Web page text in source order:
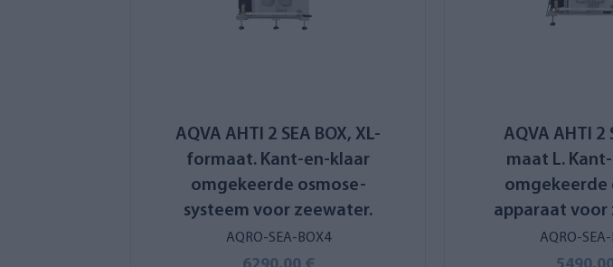
AQVA AHTI 2 SEA BOX, XL-
formaat. Kant-en-klaar
omgekeerde osmose-
systeem voor zeewater.
AQRO-SEA-BOX4
AQVA AHTI 2
maat L.
omgekeerde
apparaat voor
AQRO-